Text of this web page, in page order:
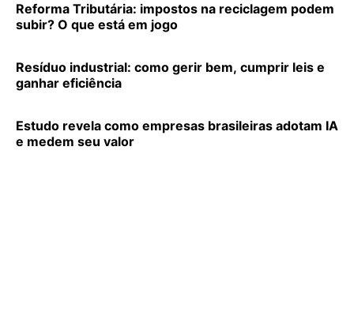
Reforma Tributária: impostos na reciclagem podem
subir? O que está em jogo
Resíduo industrial: como gerir bem, cumprir leis e
ganhar eficiência
Estudo revela como empresas brasileiras adotam IA
e medem seu valor